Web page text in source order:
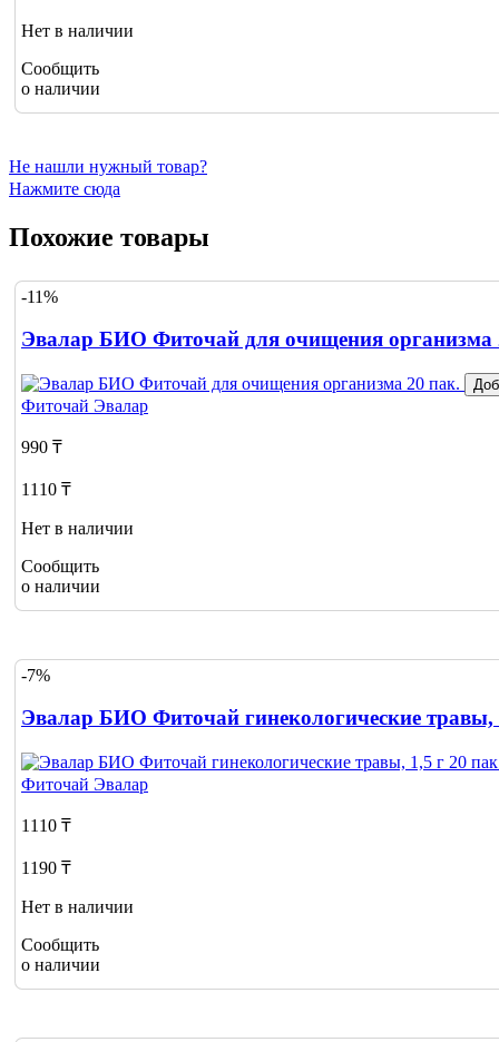
Нет в наличии
Сообщить
о наличии
Не нашли нужный товар?
Нажмите сюда
Похожие товары
-11%
Эвалар БИО Фиточай для очищения организма
Фиточай Эвалар
990 ₸
1110 ₸
Нет в наличии
Сообщить
о наличии
-7%
Эвалар БИО Фиточай гинекологические травы,
Фиточай Эвалар
1110 ₸
1190 ₸
Нет в наличии
Сообщить
о наличии